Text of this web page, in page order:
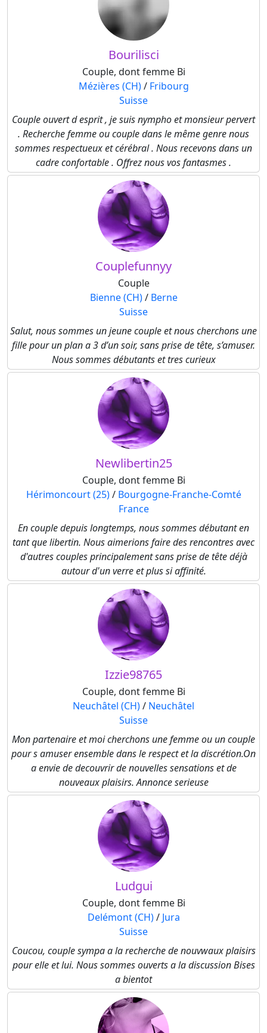
Bourilisci
Couple, dont femme Bi
Mézières (CH)/ Fribourg
Suisse
Couple ouvert d esprit , je suis nympho et monsieur pervert
. Recherche femme ou couple dans le même genre nous
sommes respectueux et cérébral . Nous recevons dans un
cadre confortable . Offrez nous vos fantasmes .
Couplefunnyy
Couple
Bienne (CH)/ Berne
Suisse
Salut, nous sommes un jeune couple et nous cherchons une
fille pour un plan a 3 d’un soir, sans prise de tête, s’amuser.
Nous sommes débutants et tres curieux
Newlibertin25
Couple, dont femme Bi
Hérimoncourt (25)/ Bourgogne-Franche-Comté
France
En couple depuis longtemps, nous sommes débutant en
tant que libertin. Nous aimerions faire des rencontres avec
d'autres couples principalement sans prise de tête déjà
autour d'un verre et plus si affinité.
Izzie98765
Couple, dont femme Bi
Neuchâtel (CH)/ Neuchâtel
Suisse
Mon partenaire et moi cherchons une femme ou un couple
pour s amuser ensemble dans le respect et la discrétion.On
a envie de decouvrir de nouvelles sensations et de
nouveaux plaisirs. Annonce serieuse
Ludgui
Couple, dont femme Bi
Delémont (CH)/ Jura
Suisse
Coucou, couple sympa a la recherche de nouvwaux plaisirs
pour elle et lui. Nous sommes ouverts a la discussion Bises
a bientot